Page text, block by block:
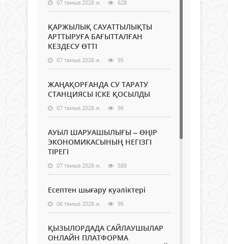
07 тамыз 2026 ж. 628
ҚАРЖЫЛЫҚ САУАТТЫЛЫҚТЫ
АРТТЫРУҒА БАҒЫТТАЛҒАН
КЕЗДЕСУ ӨТТІ
07 тамыз 2026 ж. 95
ЖАҢАҚОРҒАНДА СУ ТАРАТУ
СТАНЦИЯСЫ ІСКЕ ҚОСЫЛДЫ
07 тамыз 2026 ж. 96
АУЫЛ ШАРУАШЫЛЫҒЫ – ӨҢІР
ЭКОНОМИКАСЫНЫҢ НЕГІЗГІ
ТІРЕГІ
07 тамыз 2026 ж. 588
Есептен шығару куәліктері
06 тамыз 2026 ж. 96
ҚЫЗЫЛОРДАДА САЙЛАУШЫЛАР
ОНЛАЙН ПЛАТФОРМА